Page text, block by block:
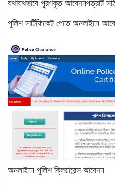
যথাযথভাবে পূরণকৃত আবেদনপত্রটি
পুলিশ সার্টিফিকেট পেতে অনলাইনে
অনলাইনে পুলিশ ক্লিয়ারেন্স আবেদন